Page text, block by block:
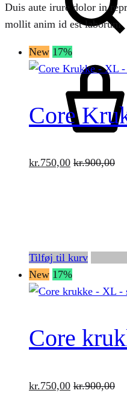
Duis aute irure dolor in
mollit anim id est laborum
New 17%
Core
kr.750,00 kr.900,00
Tilføj til kurv
New 17%
Core
kr.750,00 kr.900,00